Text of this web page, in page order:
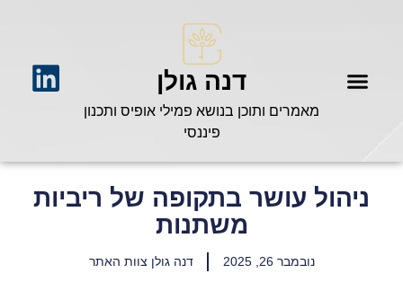
דנה גולן
מאמרים ותוכן בנושא פמילי אופיס ותכנון
פיננסי
ניהול עושר בתקופה של ריביות
משתנות
נובמבר 26, 2025 דנה גולן צוות האתר